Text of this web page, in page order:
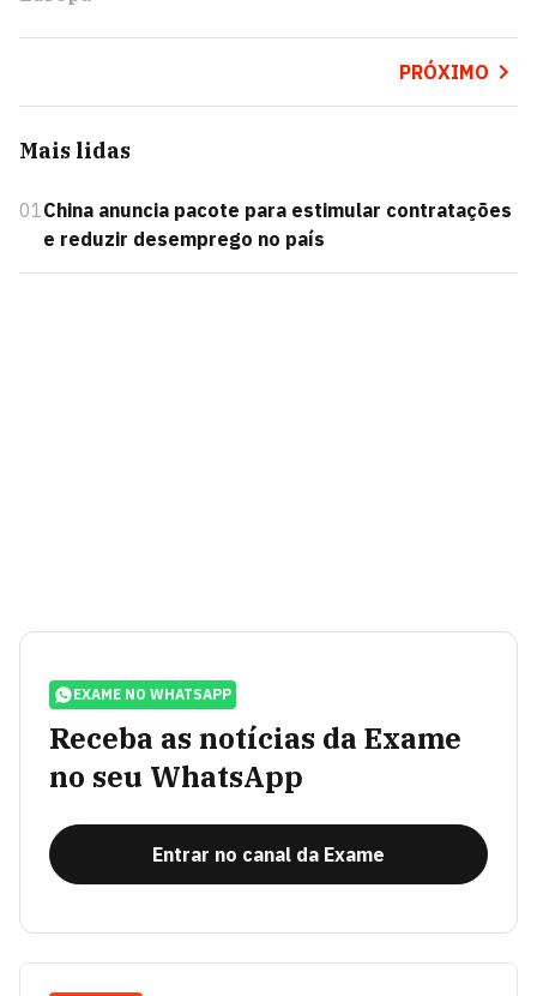
PRÓXIMO
Mais lidas
01China anuncia pacote para estimular contratações
e reduzir desemprego no país
EXAME NO WHATSAPP
Receba as notícias da Exame
no seu WhatsApp
Entrar no canal da Exame